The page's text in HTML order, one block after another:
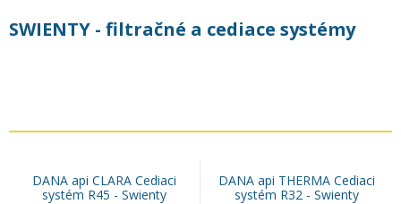
SWIENTY - filtračné a cediace systémy
DANA api CLARA Cediaci
systém R45 - Swienty
DANA api THERMA Cediaci
systém R32 - Swienty